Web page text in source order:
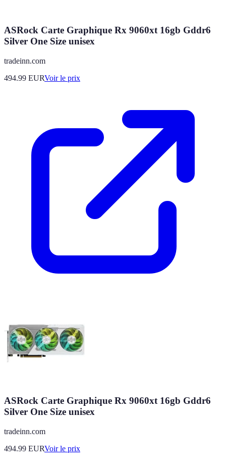
ASRock Carte Graphique Rx 9060xt 16gb Gddr6
Silver One Size unisex
tradeinn.com
494.99 EURVoir le prix
ASRock Carte Graphique Rx 9060xt 16gb Gddr6
Silver One Size unisex
tradeinn.com
494.99 EURVoir le prix